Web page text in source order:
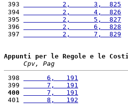
393
          2,      3,  825
394
          2,      4,  826
395
          2,      5,  827
396
          2,      6,  828
397
          2,      7,  829
Appunti per le Regole e le
Cpv, Pag
398
      6,   191
399
      7,   191
400
      7,   191
401
      8,   192